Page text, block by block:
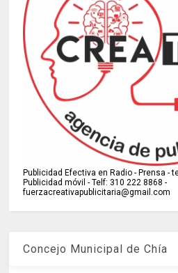
Publicidad Efectiva en Radio - Prensa -
Publicidad móvil - Telf: 310 222 8868 -
fuerzacreativapublicitaria@gmail.com
Concejo Municipal de Chía